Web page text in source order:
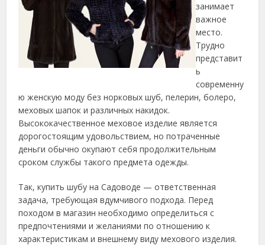
занимает
важное
место.
Трудно
представит
ь
современну
ю женскую моду без норковых шуб, пелерин, болеро,
меховых шапок и различных накидок.
Высококачественное меховое изделие является
дорогостоящим удовольствием, но потраченные
деньги обычно окупают себя продолжительным
сроком службы такого предмета одежды.
Так, купить шубу на Садоводе — ответственная
задача, требующая вдумчивого подхода. Перед
походом в магазин необходимо определиться с
предпочтениями и желаниями по отношению к
характеристикам и внешнему виду мехового изделия.